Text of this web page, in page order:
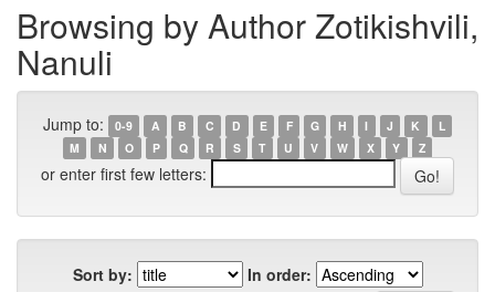
Browsing by Author Zotikishvili,
Nanuli
Jump to: 0-9 A B C D E F G H I J K
L
M
N O P Q R S T U V W X Y Z
or enter first few letters:
Sort by:
In order: